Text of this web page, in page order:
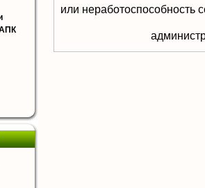
или неработоспособность